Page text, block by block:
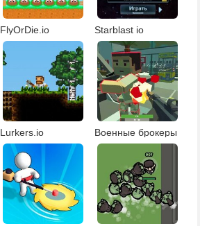
FlyOrDie.io Starblast io
Lurkers.io Военные брокеры